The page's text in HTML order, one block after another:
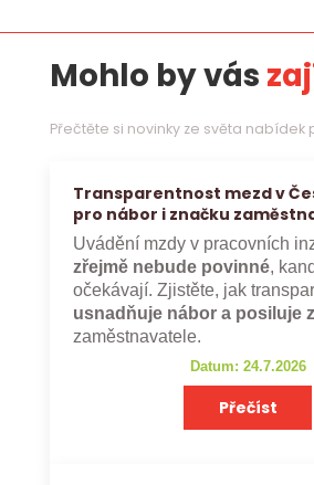
Mohlo by vás
Přečtěte si novinky ze světa nabídek
Transparentnost mezd v
pro nábor i značku
Uvádění mzdy v pracovních
zřejmě nebude povinné,
očekávají. Zjistěte, jak
usnadňuje nábor a posiluje
zaměstnavatele.
Datum: 24.7.2026
Přečíst